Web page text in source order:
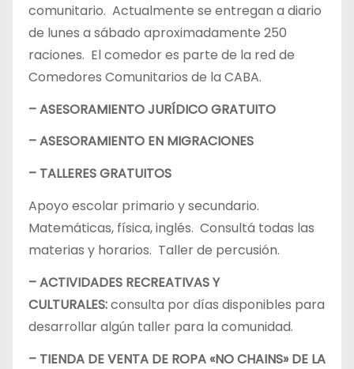
comunitario. Actualmente se entregan a diario
de lunes a sábado aproximadamente 250
raciones. El comedor es parte de la red de
Comedores Comunitarios de la CABA.
– ASESORAMIENTO JURÍDICO GRATUITO
– ASESORAMIENTO EN MIGRACIONES
– TALLERES GRATUITOS
Apoyo escolar primario y secundario.
Matemáticas, física, inglés. Consultá todas las
materias y horarios. Taller de percusión.
– ACTIVIDADES RECREATIVAS Y
CULTURALES:consulta por días disponibles para
desarrollar algún taller para la comunidad.
– TIENDA DE VENTA DE ROPA «NO CHAINS» DE LA